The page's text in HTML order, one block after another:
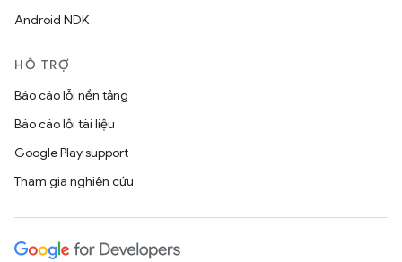
Android NDK
HỖ TRỢ
Báo cáo lỗi nền tảng
Báo cáo lỗi tài liệu
Google Play support
Tham gia nghiên cứu